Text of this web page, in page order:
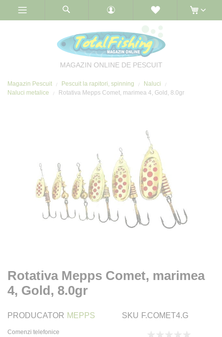
MAGAZIN ONLINE DE PESCUIT
Magazin Pescuit Pescuit la rapitori, spinning
Naluci
Naluci metalice
Rotativa Mepps Comet, marimea 4, Gold, 8.0gr
Rotativa Mepps Comet, marimea
4, Gold, 8.0gr
PRODUCATOR MEPPS SKU F.COMET4.G
Comenzi telefonice